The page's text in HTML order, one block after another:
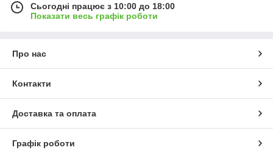
Сьогодні працює з 10:00 до 18:00
Показати весь графік роботи
Про нас
Контакти
Доставка та оплата
Графік роботи